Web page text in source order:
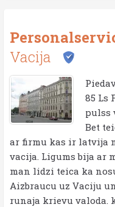
Vacija
85 Ls
pulss
Bet
ar firmu kas ir latvija
vacija. Ligums bija ar
man lidzi teica ka
Aizbraucu uz Vaciju
runaja krievu valoda.